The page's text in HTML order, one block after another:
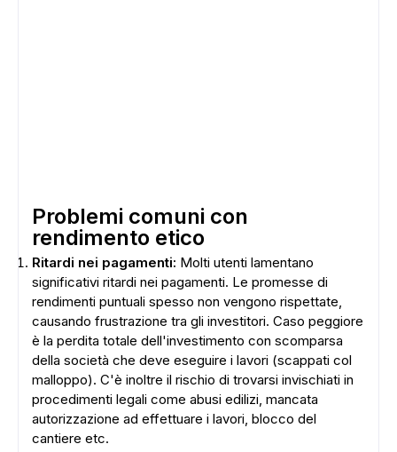
Problemi comuni con
rendimento etico
Ritardi nei pagamenti: Molti utenti lamentano
significativi ritardi nei pagamenti. Le promesse di
rendimenti puntuali spesso non vengono rispettate,
causando frustrazione tra gli investitori. Caso peggiore
è la perdita totale dell'investimento con scomparsa
della società che deve eseguire i lavori (scappati col
malloppo). C'è inoltre il rischio di trovarsi invischiati in
procedimenti legali come abusi edilizi, mancata
autorizzazione ad effettuare i lavori, blocco del
cantiere etc.